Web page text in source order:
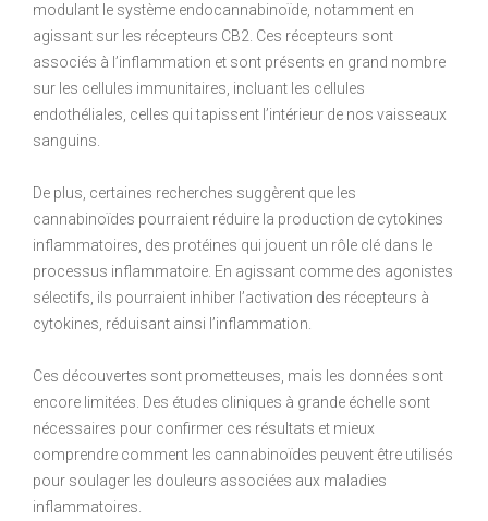
modulant le système endocannabinoïde, notamment en
agissant sur les récepteurs CB2. Ces récepteurs sont
associés à l’inflammation et sont présents en grand nombre
sur les cellules immunitaires, incluant les cellules
endothéliales, celles qui tapissent l’intérieur de nos vaisseaux
sanguins.
De plus, certaines recherches suggèrent que les
cannabinoïdes pourraient réduire la production de cytokines
inflammatoires, des protéines qui jouent un rôle clé dans le
processus inflammatoire. En agissant comme des agonistes
sélectifs, ils pourraient inhiber l’activation des récepteurs à
cytokines, réduisant ainsi l’inflammation.
Ces découvertes sont prometteuses, mais les données sont
encore limitées. Des études cliniques à grande échelle sont
nécessaires pour confirmer ces résultats et mieux
comprendre comment les cannabinoïdes peuvent être utilisés
pour soulager les douleurs associées aux maladies
inflammatoires.